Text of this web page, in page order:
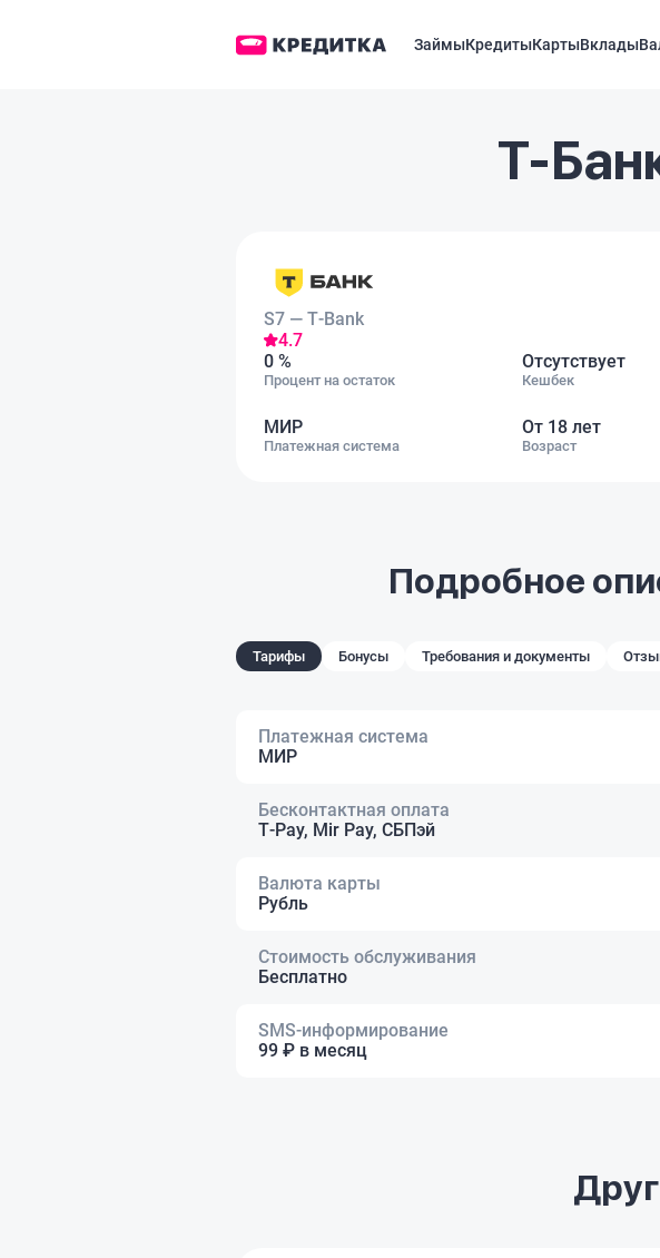
ЗаймыКредитыКартыВклады
Т-
S7 — T‑Bank
4.7
0 %
Процент на остаток
Отсутствует
Кешбек
МИР
Платежная система
От 18 лет
Возраст
Подробное
Тарифы Бонусы Требования и документы
Платежная система
МИР
Бесконтактная оплата
Т‑Pay, Mir Pay, СБПэй
Валюта карты
Рубль
Стоимость обслуживания
Бесплатно
SMS-информирование
99 ₽ в месяц